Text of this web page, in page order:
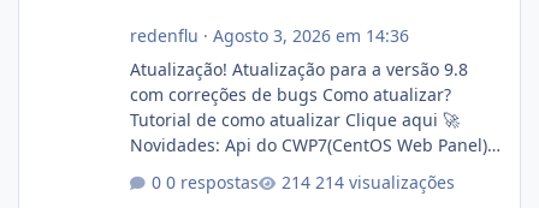
redenflu · Agosto 3, 2026 em 14:36
Atualização! Atualização para a versão 9.8
com correções de bugs Como atualizar?
Tutorial de como atualizar Clique aqui 🚀
Novidades: Api do CWP7(CentOS Web Panel)
Link publico para consulta de sub.dominio
autorizado a usasr o isistem:
0 respostas 214 visualizações